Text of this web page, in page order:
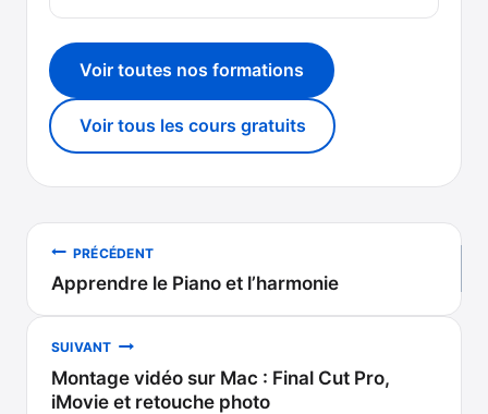
Voir toutes nos formations
Voir tous les cours gratuits
Navigation
de
l’article
PRÉCÉDENT
Apprendre le Piano et l’harmonie
SUIVANT
Montage vidéo sur Mac : Final Cut Pro,
iMovie et retouche photo